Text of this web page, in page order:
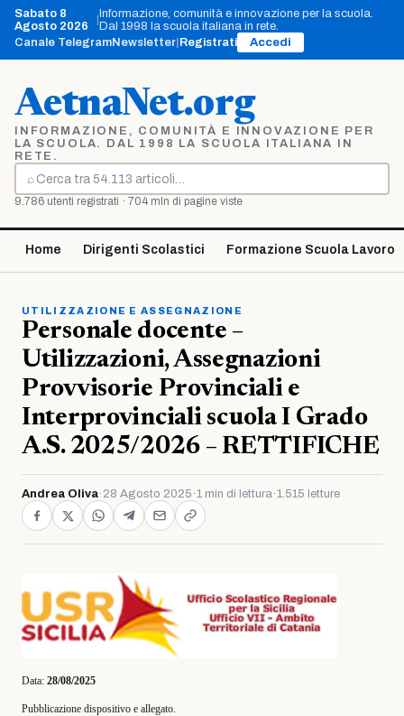
Vai
contenuto
Sabato 8
Agosto 2026
Informazione, comunità e innovazione per la scuola.
Dal 1998 la scuola italiana in rete.
Canale TelegramNewsletter Registrati Accedi
AetnaNet.org
INFORMAZIONE, COMUNITÀ E INNOVAZIONE PER
LA SCUOLA. DAL 1998 LA SCUOLA ITALIANA IN
RETE.
⌕
Cerca
9.786 utenti registrati · 704 mln di pagine viste
Home Dirigenti Scolastici Formazione Scuola Lavoro
UTILIZZAZIONE E ASSEGNAZIONE
Personale docente –
Utilizzazioni, Assegnazioni
Provvisorie Provinciali e
Interprovinciali scuola I Grado
A.S. 2025/2026 – RETTIFICHE
Andrea Oliva· 28 Agosto 2025 ·1 min di lettura·1.515 letture
Data: 28/08/2025
Pubblicazione dispositivo e allegato.